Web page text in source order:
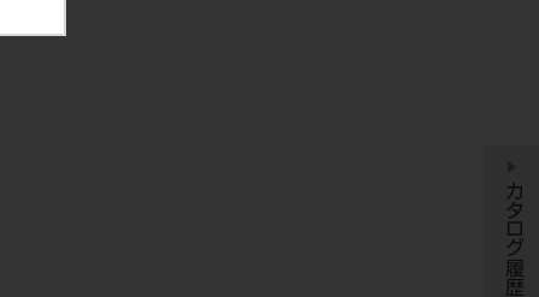
カタログ履歴